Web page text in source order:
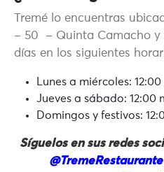
Tremé lo encuentras
– 50 – Quinta Camacho y
días en los siguientes
Lunes a miércoles:
Jueves a sábado: 12:00
Domingos y festivos:
Síguelos en sus redes
@TremeRestaurante